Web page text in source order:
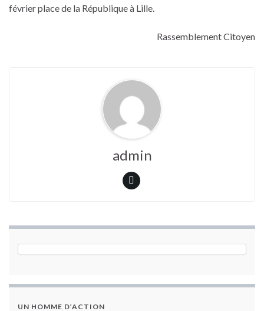
février place de la République à Lille.
Rassemblement Citoyen
admin
UN HOMME D’ACTION